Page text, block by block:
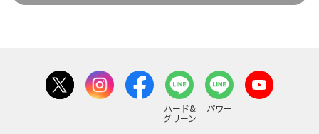
ハード&
グリーン
パワー